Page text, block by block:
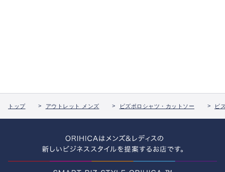
トップ アウトレット メンズ ビズポロシャツ・カットソー ビ